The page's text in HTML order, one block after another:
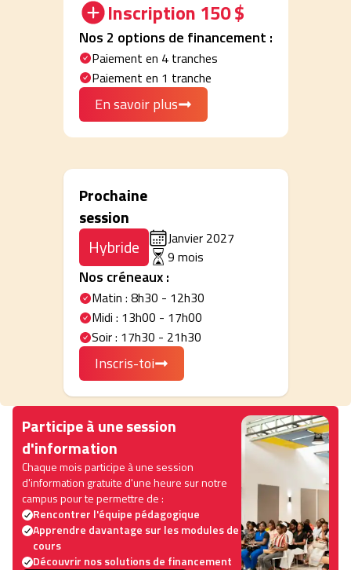
Inscription 150 $
Nos 2 options de financement :
Paiement en 4 tranches
Paiement en 1 tranche
En savoir plus
Prochaine
session
Hybride
Janvier 2027
9 mois
Nos créneaux :
Matin : 8h30 - 12h30
Midi : 13h00 - 17h00
Soir : 17h30 - 21h30
Inscris-toi
Participe à une session
d'information
Chaque mois participe à une session
d'information gratuite d'une heure sur notre
campus pour te permettre de :
Rencontrer l'équipe pédagogique
Apprendre davantage sur les modules de
cours
Découvrir nos solutions de financement